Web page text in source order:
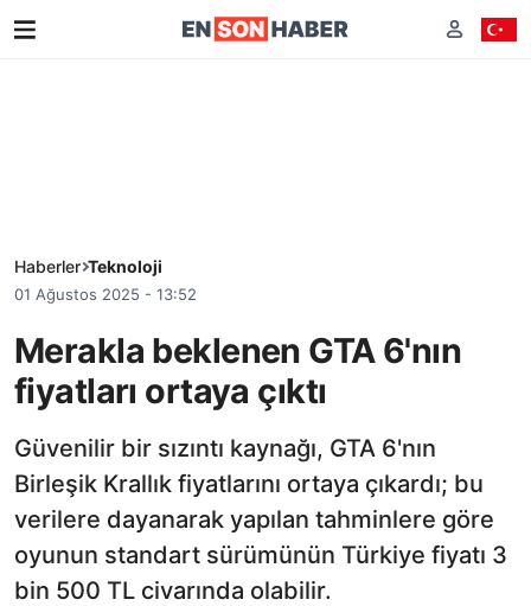
Haberler Teknoloji
01 Ağustos 2025 - 13:52
Merakla beklenen GTA 6'nın
fiyatları ortaya çıktı
Güvenilir bir sızıntı kaynağı, GTA 6'nın
Birleşik Krallık fiyatlarını ortaya çıkardı; bu
verilere dayanarak yapılan tahminlere göre
oyunun standart sürümünün Türkiye fiyatı 3
bin 500 TL civarında olabilir.